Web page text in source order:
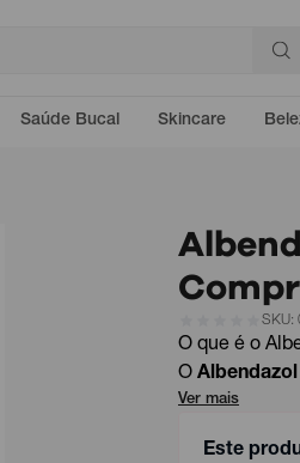
Saúde Bucal Skincare
SKU:
O que é o
O
Ver mais
Este